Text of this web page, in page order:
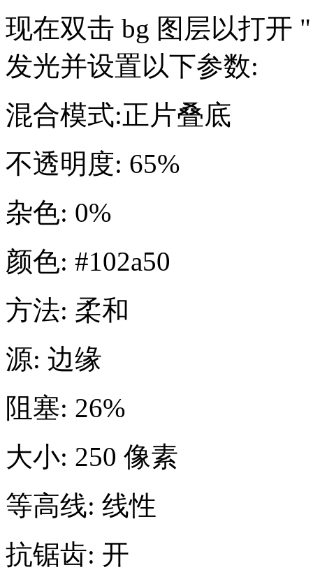
现在双击 bg 图层以打开
发光并设置以下参数:
混合模式:正片叠底
不透明度: 65%
杂色: 0%
颜色: #102a50
方法: 柔和
源: 边缘
阻塞: 26%
大小: 250 像素
等高线: 线性
抗锯齿: 开